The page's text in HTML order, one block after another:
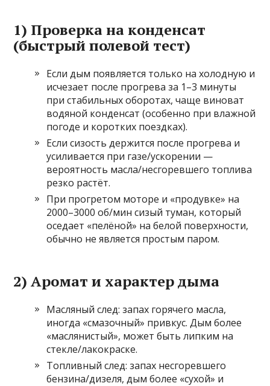
1) Проверка на конденсат
(быстрый полевой тест)
Если дым появляется только на холодную и
исчезает после прогрева за 1–3 минуты
при стабильных оборотах, чаще виноват
водяной конденсат (особенно при влажной
погоде и коротких поездках).
Если сизость держится после прогрева и
усиливается при газе/ускорении —
вероятность масла/несгоревшего топлива
резко растёт.
При прогретом моторе и «продувке» на
2000–3000 об/мин сизый туман, который
оседает «пелёной» на белой поверхности,
обычно не является простым паром.
2) Аромат и характер дыма
Масляный след: запах горячего масла,
иногда «смазочный» привкус. Дым более
«маслянистый», может быть липким на
стекле/лакокраске.
Топливный след: запах несгоревшего
бензина/дизеля, дым более «сухой» и